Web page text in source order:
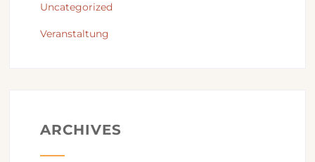
Uncategorized
Veranstaltung
ARCHIVES